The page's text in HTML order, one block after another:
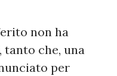
non ha
che, una
per